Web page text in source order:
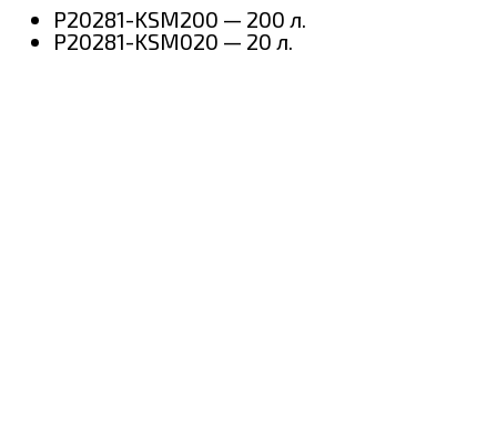
P20281-KSM200 — 200 л.
P20281-KSM020 — 20 л.